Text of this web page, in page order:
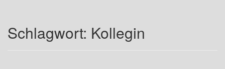
Schlagwort: Kollegin